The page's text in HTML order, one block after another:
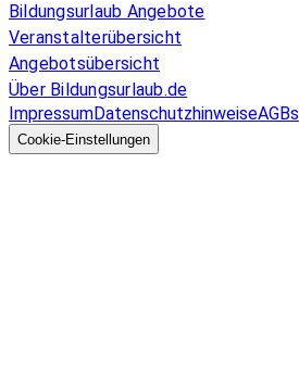
Bildungsurlaub Angebote
Veranstalterübersicht
Angebotsübersicht
Über Bildungsurlaub.de
ImpressumDatenschutzhinweiseAGBs
Cookie-Einstellungen